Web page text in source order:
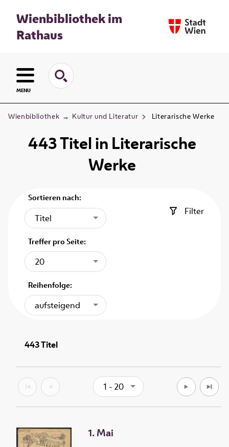
Wienbibliothek im
Rathaus
MENU
Wienbibliothek → Kultur und Literatur Literarische Werke
443Titelin Literarische
Werke
Sortieren nach:
Titel
Treffer pro Seite:
20
Reihenfolge:
aufsteigend
Filter
443Titel
1 - 20
1. Mai